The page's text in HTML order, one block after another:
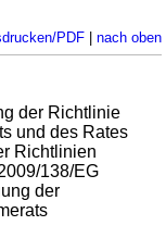
PDF| nach oben
der Richtlinie
und des Rates
Richtlinien
138/EG
der